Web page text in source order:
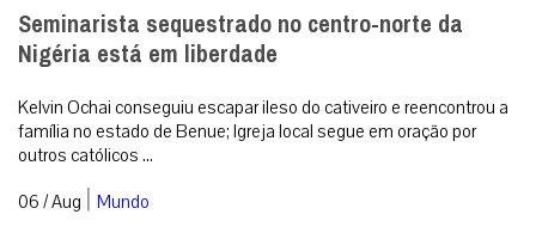
Seminarista sequestrado no centro-norte da
Nigéria está em liberdade
Kelvin Ochai conseguiu escapar ileso do cativeiro e reencontrou a
família no estado de Benue; Igreja local segue em oração por
outros católicos ...
06 / Aug | Mundo